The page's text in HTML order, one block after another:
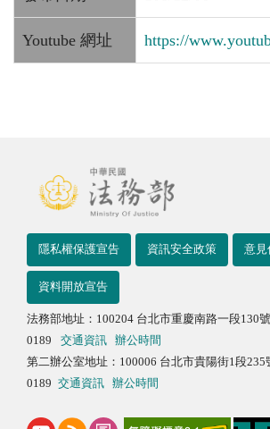
Youtube 網址 https://
隱私權保護宣告 資訊安全政策 意見
資料開放宣告
法務部地址：100204 台北市重慶南路一段130
0189
交通資訊
辦公時間
第二辦公室地址：100006 台北市貴陽街1段
0189 交通資訊 辦公時間